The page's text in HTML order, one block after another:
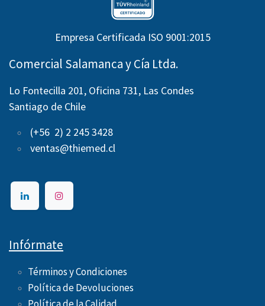
Empresa Certificada ISO 9001:2015
Comercial Salamanca y Cía Ltda.
Lo Fontecilla 201, Oficina 731, Las Condes
Santiago de Chile
(+56 2) 2 245 3428
ventas@thiemed.cl
Infórmate
Términos y Condiciones
Política de Devoluciones